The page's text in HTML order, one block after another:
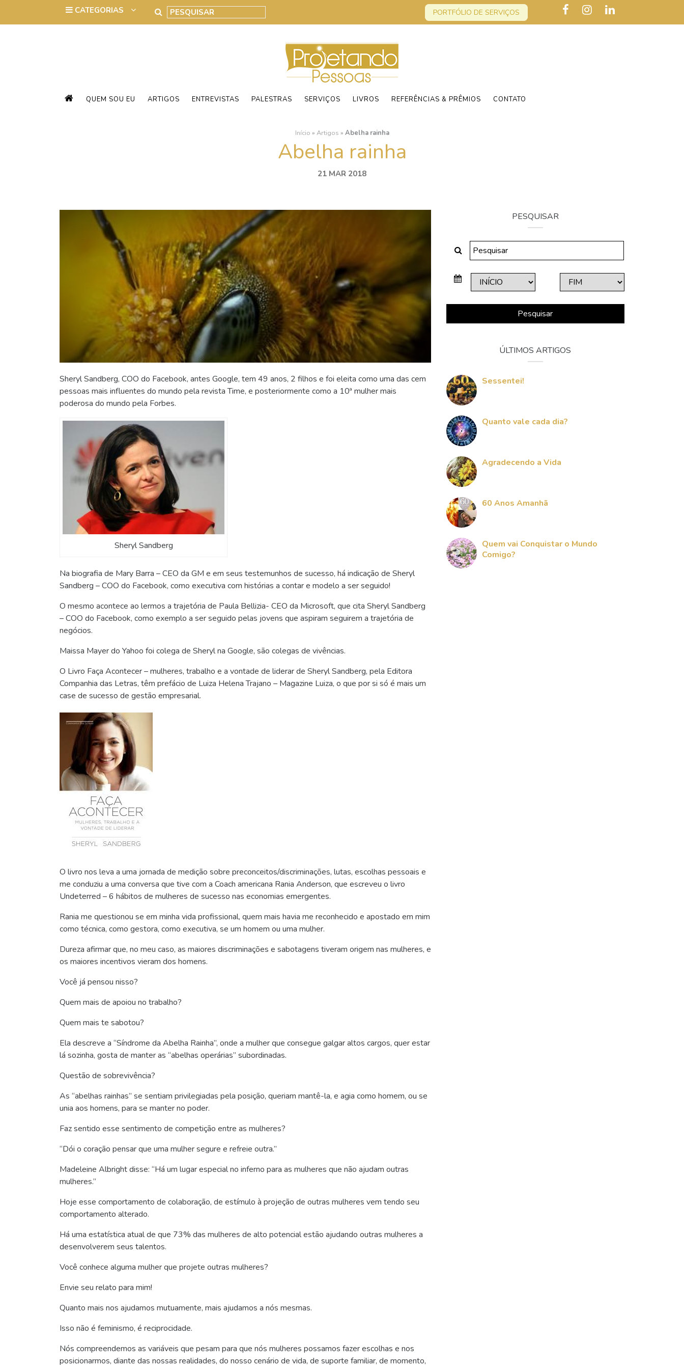
PORTFÓLIO DE SERVIÇOS
QUEM SOU EU ARTIGOS ENTREVISTAS PALESTRAS SERVIÇOS LIVROS REFERÊNCIAS & PRÊMIOS CONTATO
Início » Artigos » Abelha rainha
Abelha rainha
21 MAR 2018
Sheryl Sandberg, COO do Facebook, antes Google, tem 49 anos, 2 filhos e foi eleita como uma das cem
pessoas mais influentes do mundo pela revista Time, e posteriormente como a 10ª mulher mais
poderosa do mundo pela Forbes.
Sheryl Sandberg
Na biografia de Mary Barra – CEO da GM e em seus testemunhos de sucesso, há indicação de Sheryl
Sandberg – COO do Facebook, como executiva com histórias a contar e modelo a ser seguido!
O mesmo acontece ao lermos a trajetória de Paula Bellizia- CEO da Microsoft, que cita Sheryl Sandberg
– COO do Facebook, como exemplo a ser seguido pelas jovens que aspiram seguirem a trajetória de
negócios.
Maissa Mayer do Yahoo foi colega de Sheryl na Google, são colegas de vivências.
O Livro Faça Acontecer – mulheres, trabalho e a vontade de liderar de Sheryl Sandberg, pela Editora
Companhia das Letras, têm prefácio de Luiza Helena Trajano – Magazine Luiza, o que por si só é mais um
case de sucesso de gestão empresarial.
O livro nos leva a uma jornada de medição sobre preconceitos/discriminações, lutas, escolhas pessoais e
me conduziu a uma conversa que tive com a Coach americana Rania Anderson, que escreveu o livro
Undeterred – 6 hábitos de mulheres de sucesso nas economias emergentes.
Rania me questionou se em minha vida profissional, quem mais havia me reconhecido e apostado em mim
como técnica, como gestora, como executiva, se um homem ou uma mulher.
Dureza afirmar que, no meu caso, as maiores discriminações e sabotagens tiveram origem nas mulheres, e
os maiores incentivos vieram dos homens.
Você já pensou nisso?
Quem mais de apoiou no trabalho?
Quem mais te sabotou?
Ela descreve a “Síndrome da Abelha Rainha”, onde a mulher que consegue galgar altos cargos, quer estar
lá sozinha, gosta de manter as “abelhas operárias” subordinadas.
Questão de sobrevivência?
As “abelhas rainhas” se sentiam privilegiadas pela posição, queriam mantê-la, e agia como homem, ou se
unia aos homens, para se manter no poder.
Faz sentido esse sentimento de competição entre as mulheres?
“Dói o coração pensar que uma mulher segure e refreie outra.”
Madeleine Albright disse: “Há um lugar especial no inferno para as mulheres que não ajudam outras
mulheres.”
Hoje esse comportamento de colaboração, de estímulo à projeção de outras mulheres vem tendo seu
comportamento alterado.
Há uma estatística atual de que 73% das mulheres de alto potencial estão ajudando outras mulheres a
desenvolverem seus talentos.
Você conhece alguma mulher que projete outras mulheres?
Envie seu relato para mim!
Quanto mais nos ajudamos mutuamente, mais ajudamos a nós mesmas.
Isso não é feminismo, é reciprocidade.
Nós compreendemos as variáveis que pesam para que nós mulheres possamos fazer escolhas e nos
posicionarmos, diante das nossas realidades, do nosso cenário de vida, de suporte familiar, de momento,
PESQUISAR
Pesquisar
ÚLTIMOS ARTIGOS
Sessentei!
Quanto vale cada dia?
Agradecendo a Vida
60 Anos Amanhã
Quem vai Conquistar o Mundo
Comigo?